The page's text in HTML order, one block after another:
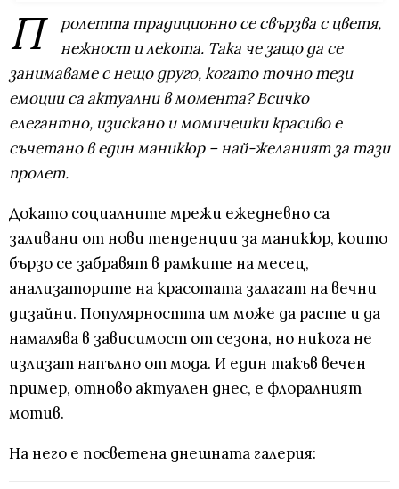
П
ролетта традиционно се свързва с цветя,
нежност и лекота. Така че защо да се
занимаваме с нещо друго, когато точно тези
емоции са актуални в момента? Всичко
елегантно, изискано и момичешки красиво е
съчетано в един маникюр – най-желаният за тази
пролет.
Докато социалните мрежи ежедневно са
заливани от нови тенденции за маникюр, които
бързо се забравят в рамките на месец,
анализаторите на красотата залагат на вечни
дизайни. Популярността им може да расте и да
намалява в зависимост от сезона, но никога не
излизат напълно от мода. И един такъв вечен
пример, отново актуален днес, е флоралният
мотив.
На него е посветена днешната галерия: